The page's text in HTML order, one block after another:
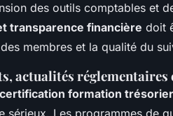
des outils comptables et
transparence financière doit
membres et la qualité du
actualités
certification formation trésorier
sérieux. Les programmes de